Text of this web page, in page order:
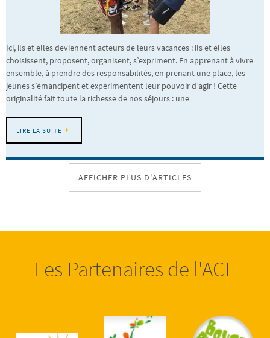
Ici, ils et elles deviennent acteurs de leurs vacances : ils et elles
choisissent, proposent, organisent, s’expriment. En apprenant à vivre
ensemble, à prendre des responsabilités, en prenant une place, les
jeunes s’émancipent et expérimentent leur pouvoir d’agir ! Cette
originalité fait toute la richesse de nos séjours : une…
LIRE LA SUITE
AFFICHER PLUS D'ARTICLES
Les Partenaires de l'ACE